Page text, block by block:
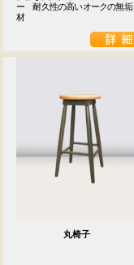
ー　耐久性の高いオークの無垢
材
丸椅子